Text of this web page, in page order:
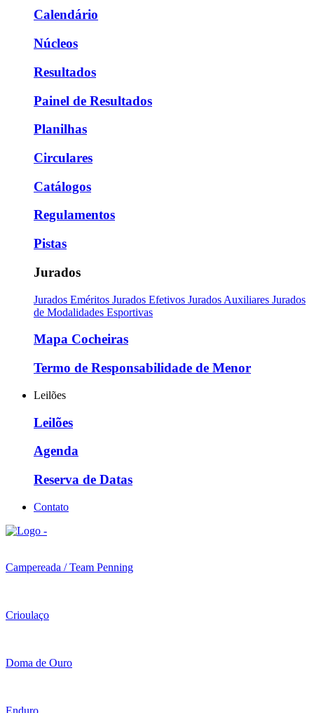
Calendário
Núcleos
Resultados
Painel de Resultados
Planilhas
Circulares
Catálogos
Regulamentos
Pistas
Jurados
Jurados Eméritos Jurados Efetivos Jurados Auxiliares Jurados
de Modalidades Esportivas
Mapa Cocheiras
Termo de Responsabilidade de Menor
Leilões
Leilões
Agenda
Reserva de Datas
Contato
Campereada / Team Penning
Crioulaço
Doma de Ouro
Enduro